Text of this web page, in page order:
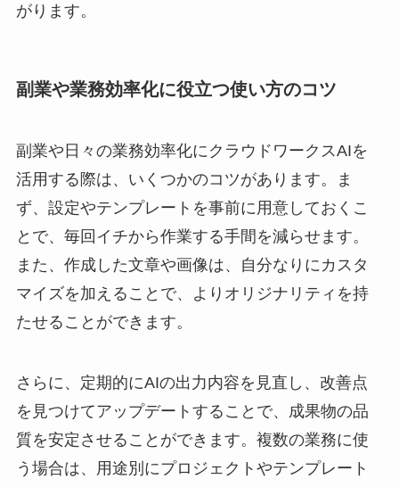
がります。
副業や業務効率化に役立つ使い方のコツ
副業や日々の業務効率化にクラウドワークスAIを
活用する際は、いくつかのコツがあります。ま
ず、設定やテンプレートを事前に用意しておくこ
とで、毎回イチから作業する手間を減らせます。
また、作成した文章や画像は、自分なりにカスタ
マイズを加えることで、よりオリジナリティを持
たせることができます。
さらに、定期的にAIの出力内容を見直し、改善点
を見つけてアップデートすることで、成果物の品
質を安定させることができます。複数の業務に使
う場合は、用途別にプロジェクトやテンプレート